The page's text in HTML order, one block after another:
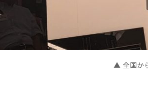
▲ 全国か